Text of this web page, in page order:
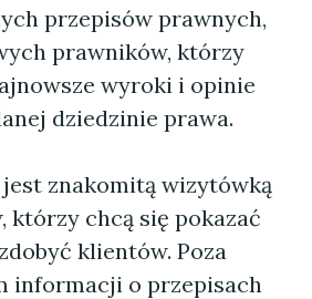
przepisów prawnych,
prawników, którzy
wyroki i opinie
dziedzinie prawa.
znakomitą wizytówką
którzy chcą się pokazać
klientów. Poza
informacji o przepisach